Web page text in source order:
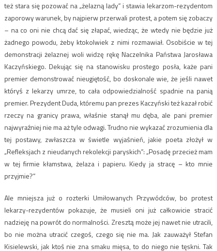
też stara się pozować na „żelazną lady” i stawia lekarzom-rezydentom
zaporowy warunek, by najpierw przerwali protest, a potem się zobaczy
– na co oni nie chcą dać się złapać, wiedząc, że wtedy nie będzie już
żadnego powodu, żeby ktokolwiek z nimi rozmawiał. Osobiście w tej
demonstracji żelaznej woli widzę rękę Naczelnika Państwa Jarosława
Kaczyńskiego. Dekując się na stanowisku prostego posła, każe pani
premier demonstrować nieugiętość, bo doskonale wie, że jeśli nawet
któryś z lekarzy umrze, to cała odpowiedzialność spadnie na panią
premier. Prezydent Duda, któremu pan prezes Kaczyński też kazał robić
rzeczy na granicy prawa, właśnie stanął mu dęba, ale pani premier
najwyraźniej nie ma aż tyle odwagi. Trudno nie wykazać zrozumienia dla
tej postawy, zwłaszcza w świetle wyjaśnień, jakie poeta złożył w
„Refleksjach z nieudanych rekolekcji paryskich”: „Posadę przecież mam
w tej firmie kłamstwa, żelaza i papieru. Kiedy ja stracę – kto mnie
przyjmie?”
Ale mniejsza już o rozterki Umiłowanych Przywódców, bo protest
lekarzy-rezydentów pokazuje, że musieli oni już całkowicie stracić
nadzieję na powrót do normalności. Zresztą może jej nawet nie utracili,
bo nie można utracić czegoś, czego się nie ma. Jak zauważył Stefan
Kisielewski, jak ktoś nie zna smaku mięsa, to do niego nie tęskni. Tak